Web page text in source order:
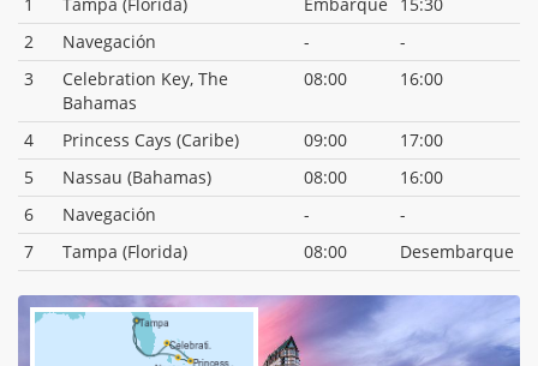
2
Navegación -
-
3
Celebration Key, The
Bahamas
08:00 16:00
4 Princess Cays (Caribe) 09:00
17:00
5
Nassau (Bahamas) 08:00
16:00
6
Navegación -
-
7
Tampa (Florida) 08:00 Desembarque